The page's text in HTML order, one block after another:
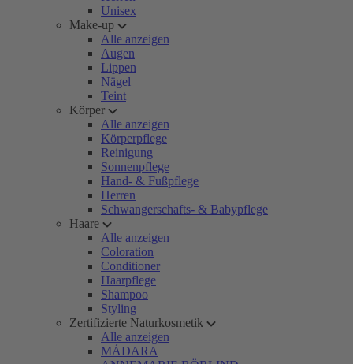
Unisex
Make-up
Alle anzeigen
Augen
Lippen
Nägel
Teint
Körper
Alle anzeigen
Körperpflege
Reinigung
Sonnenpflege
Hand- & Fußpflege
Herren
Schwangerschafts- & Babypflege
Haare
Alle anzeigen
Coloration
Conditioner
Haarpflege
Shampoo
Styling
Zertifizierte Naturkosmetik
Alle anzeigen
MÁDARA